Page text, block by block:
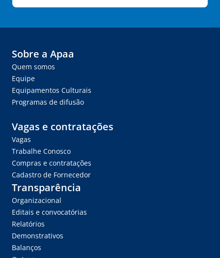
Sobre a Apaa
Quem somos
Equipe
Equipamentos Culturais
Programas de difusão
Vagas e contratações
Vagas
Trabalhe Conosco
Compras e contratações
Cadastro de Fornecedor
Transparência
Organizacional
Editais e convocatórias
Relatórios
Demonstrativos
Balanços